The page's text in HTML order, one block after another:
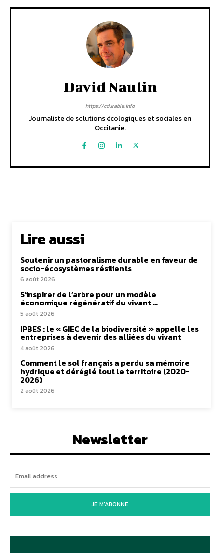
David Naulin
https://cdurable.info
Journaliste de solutions écologiques et sociales en
Occitanie.
Lire aussi
Soutenir un pastoralisme durable en faveur de
socio-écosystèmes résilients
6 août 2026
S’inspirer de l’arbre pour un modèle
économique régénératif du vivant …
5 août 2026
IPBES : le « GIEC de la biodiversité » appelle les
entreprises à devenir des alliées du vivant
4 août 2026
Comment le sol français a perdu sa mémoire
hydrique et déréglé tout le territoire (2020-
2026)
2 août 2026
Newsletter
JE M'ABONNE